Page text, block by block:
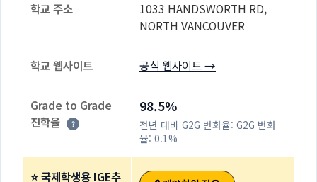
학교 주소
1033 HANDSWORTH RD,
NORTH VANCOUVER
학교 웹사이트 공식 웹사이트 →
Grade to Grade
진학율
?
98.5%
전년 대비 G2G 변화율: G2G 변화
율: 0.1%
⭐ 국제학생용 IGE추